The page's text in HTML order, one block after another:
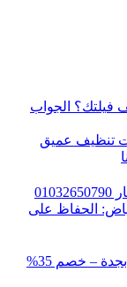
فيلتك؟ الجواب
تنظيف عميق
الحفاظ على
– خصم 35%